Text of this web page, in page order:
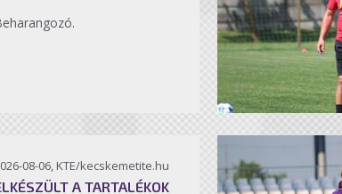
08-06, KTE/kecskemetite.hu
A TARTALÉKOK